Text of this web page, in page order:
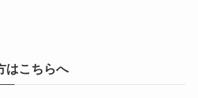
はこちらへ